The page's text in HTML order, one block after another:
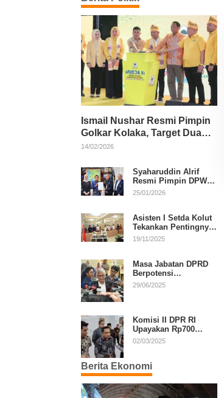
Ismail Nushar Resmi Pimpin
Golkar Kolaka, Target Dua
Kursi per Dapil
14/02/2026
Syaharuddin Alrif
Resmi Pimpin DPW
NasDem Sulsel
25/01/2026
Asisten I Setda Kolut
Tekankan Pentingnya
Pendidikan Politik
19/11/2025
Masa Jabatan DPRD
Berpotensi
Diperpanjang, Aria
29/06/2025
Komisi II DPR RI
Upayakan Rp700
Miliar dari APBN
Putusan MK
02/03/2025
Berita Ekonomi